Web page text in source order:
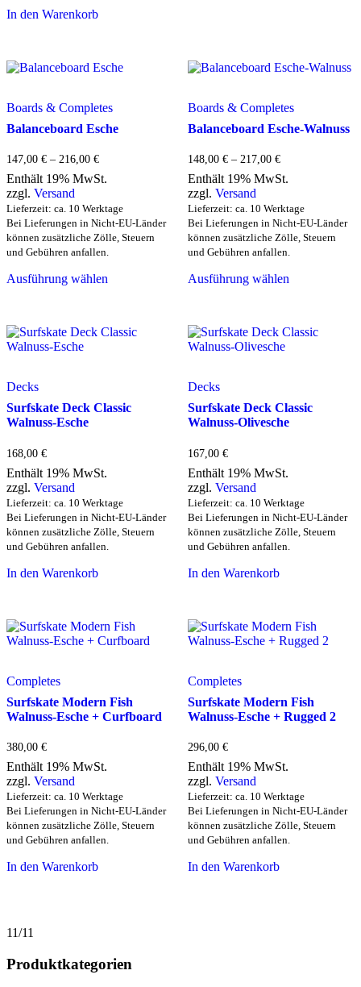
In den Warenkorb
Optionen
der
Produktseite
Boards & Completes
Balanceboard Esche
147,00 € – 216,00 €Preisspanne:
147,00 €
bis
Enthält 19% MwSt.
zzgl. Versand
Lieferzeit: ca. 10 Werktage
Bei Lieferungen in Nicht-EU-Länder
können zusätzliche Zölle, Steuern
und Gebühren anfallen.
Ausführung wählenProdukt
auf.
der
Boards & Completes
Balanceboard Esche-Walnuss
148,00 € – 217,00 €Preisspanne:
148,00 €
bis
Enthält 19% MwSt.
zzgl. Versand
Lieferzeit: ca. 10 Werktage
Bei Lieferungen in Nicht-EU-Länder
können zusätzliche Zölle, Steuern
und Gebühren anfallen.
Ausführung wählenProdukt
auf.
der
Produktseite
Decks
Surfskate Deck Classic
Walnuss-Esche
168,00 €
Enthält 19% MwSt.
zzgl. Versand
Lieferzeit: ca. 10 Werktage
Bei Lieferungen in Nicht-EU-Länder
können zusätzliche Zölle, Steuern
und Gebühren anfallen.
In den Warenkorb
Decks
Surfskate Deck Classic
Walnuss-Olivesche
167,00 €
Enthält 19% MwSt.
zzgl. Versand
Lieferzeit: ca. 10 Werktage
Bei Lieferungen in Nicht-EU-Länder
können zusätzliche Zölle, Steuern
und Gebühren anfallen.
In den Warenkorb
Completes
Surfskate Modern Fish
Walnuss-Esche + Curfboard
380,00 €
Enthält 19% MwSt.
zzgl. Versand
Lieferzeit: ca. 10 Werktage
Bei Lieferungen in Nicht-EU-Länder
können zusätzliche Zölle, Steuern
und Gebühren anfallen.
In den Warenkorb
Completes
Surfskate Modern Fish
Walnuss-Esche + Rugged 2
296,00 €
Enthält 19% MwSt.
zzgl. Versand
Lieferzeit: ca. 10 Werktage
Bei Lieferungen in Nicht-EU-Länder
können zusätzliche Zölle, Steuern
und Gebühren anfallen.
In den Warenkorb
11/11
Produktkategorien